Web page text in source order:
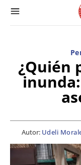
¿Quién
Autor: Udeli